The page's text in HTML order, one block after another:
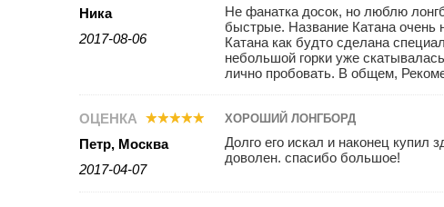
Ника
2017-08-06
Не фанатка досок, но люблю
быстрые. Название Катана очень
Катана как будто сделана
небольшой горки уже
лично пробовать. В общем,
ОЦЕНКА
Петр, Москва
2017-04-07
ХОРОШИЙ ЛОНГБОРД
Долго его искал и наконец купил
доволен. спасибо большое!